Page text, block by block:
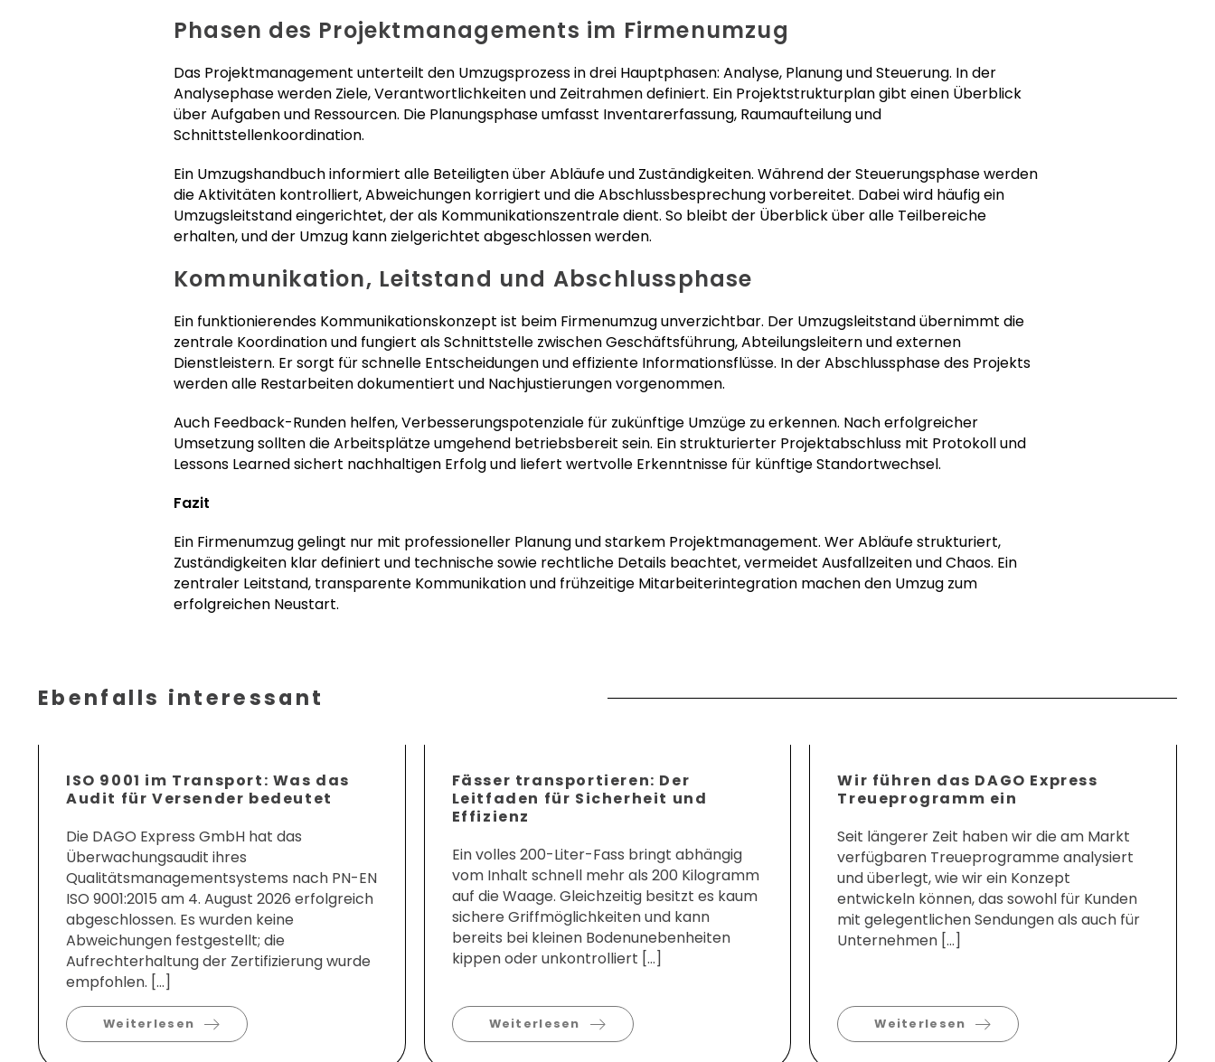
Phasen des Projektmanagements im Firmenumzug
Das Projektmanagement unterteilt den Umzugsprozess in drei Hauptphasen: Analyse, Planung und Steuerung. In der
Analysephase werden Ziele, Verantwortlichkeiten und Zeitrahmen definiert. Ein Projektstrukturplan gibt einen Überblick
über Aufgaben und Ressourcen. Die Planungsphase umfasst Inventarerfassung, Raumaufteilung und
Schnittstellenkoordination.
Ein Umzugshandbuch informiert alle Beteiligten über Abläufe und Zuständigkeiten. Während der Steuerungsphase werden
die Aktivitäten kontrolliert, Abweichungen korrigiert und die Abschlussbesprechung vorbereitet. Dabei wird häufig ein
Umzugsleitstand eingerichtet, der als Kommunikationszentrale dient. So bleibt der Überblick über alle Teilbereiche
erhalten, und der Umzug kann zielgerichtet abgeschlossen werden.
Kommunikation, Leitstand und Abschlussphase
Ein funktionierendes Kommunikationskonzept ist beim Firmenumzug unverzichtbar. Der Umzugsleitstand übernimmt die
zentrale Koordination und fungiert als Schnittstelle zwischen Geschäftsführung, Abteilungsleitern und externen
Dienstleistern. Er sorgt für schnelle Entscheidungen und effiziente Informationsflüsse. In der Abschlussphase des Projekts
werden alle Restarbeiten dokumentiert und Nachjustierungen vorgenommen.
Auch Feedback-Runden helfen, Verbesserungspotenziale für zukünftige Umzüge zu erkennen. Nach erfolgreicher
Umsetzung sollten die Arbeitsplätze umgehend betriebsbereit sein. Ein strukturierter Projektabschluss mit Protokoll und
Lessons Learned sichert nachhaltigen Erfolg und liefert wertvolle Erkenntnisse für künftige Standortwechsel.
Fazit
Ein Firmenumzug gelingt nur mit professioneller Planung und starkem Projektmanagement. Wer Abläufe strukturiert,
Zuständigkeiten klar definiert und technische sowie rechtliche Details beachtet, vermeidet Ausfallzeiten und Chaos. Ein
zentraler Leitstand, transparente Kommunikation und frühzeitige Mitarbeiterintegration machen den Umzug zum
erfolgreichen Neustart.
Ebenfalls interessant
ISO 9001 im Transport: Was das
Audit für Versender bedeutet
Die DAGO Express GmbH hat das
Überwachungsaudit ihres
Qualitätsmanagementsystems nach PN-EN
ISO 9001:2015 am 4. August 2026 erfolgreich
abgeschlossen. Es wurden keine
Abweichungen festgestellt; die
Aufrechterhaltung der Zertifizierung wurde
empfohlen. […]
Weiterlesen
Fässer transportieren: Der
Leitfaden für Sicherheit und
Effizienz
Ein volles 200-Liter-Fass bringt abhängig
vom Inhalt schnell mehr als 200 Kilogramm
auf die Waage. Gleichzeitig besitzt es kaum
sichere Griffmöglichkeiten und kann
bereits bei kleinen Bodenunebenheiten
kippen oder unkontrolliert […]
Weiterlesen
Wir führen das DAGO Express
Treueprogramm ein
Seit längerer Zeit haben wir die am Markt
verfügbaren Treueprogramme analysiert
und überlegt, wie wir ein Konzept
entwickeln können, das sowohl für Kunden
mit gelegentlichen Sendungen als auch für
Unternehmen […]
Weiterlesen